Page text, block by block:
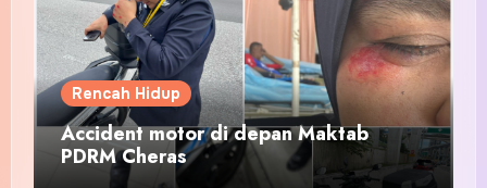
Rencah Hidup
Accident motor di depan Maktab
PDRM Cheras